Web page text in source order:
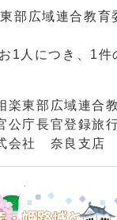
連合教育委
、1件の申
楽東部広域連合
録旅行業
会社 奈良支店